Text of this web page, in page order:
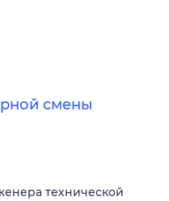
смены
технической